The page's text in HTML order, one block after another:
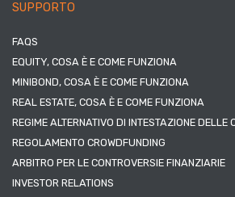
SUPPORTO
FAQS
EQUITY, COSA È E COME FUNZIONA
MINIBOND, COSA È E COME FUNZIONA
REAL ESTATE, COSA È E COME FUNZIONA
REGIME ALTERNATIVO DI INTESTAZIONE DELLE
REGOLAMENTO CROWDFUNDING
ARBITRO PER LE CONTROVERSIE FINANZIARIE
INVESTOR RELATIONS